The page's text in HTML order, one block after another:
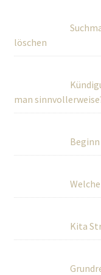
löschen
man
Kita